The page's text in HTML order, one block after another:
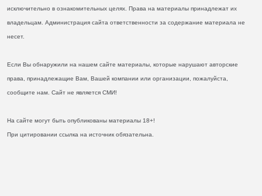
исключительно в ознакомительных целях. Права на материалы принадлежат их
владельцам. Администрация сайта ответственности за содержание материала не
несет.
Если Вы обнаружили на нашем сайте материалы, которые нарушают авторские
права, принадлежащие Вам, Вашей компании или организации, пожалуйста,
сообщите нам. Сайт не является СМИ!
На сайте могут быть опубликованы материалы 18+!
При цитировании ссылка на источник обязательна.